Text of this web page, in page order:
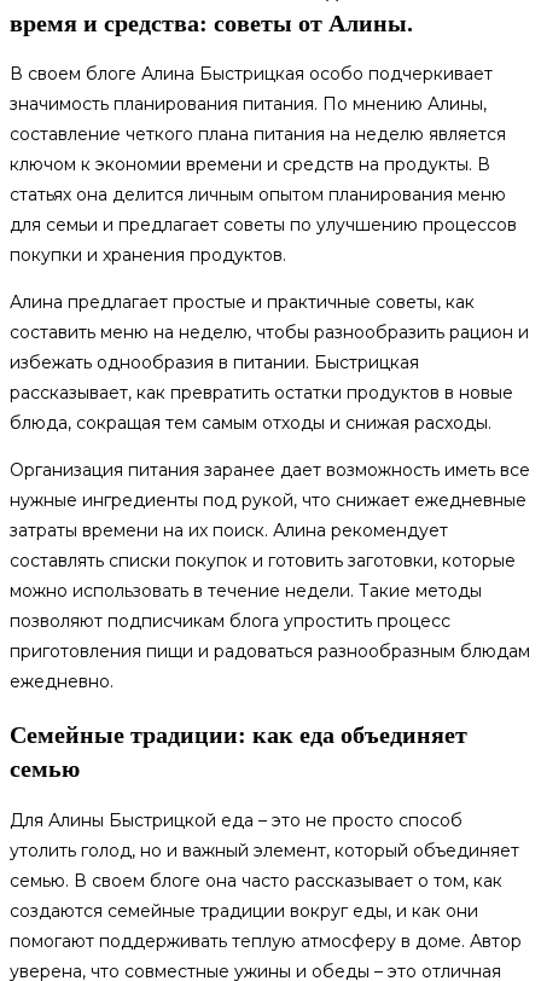
время и средства: советы от Алины.
В своем блоге Алина Быстрицкая особо подчеркивает
значимость планирования питания. По мнению Алины,
составление четкого плана питания на неделю является
ключом к экономии времени и средств на продукты. В
статьях она делится личным опытом планирования меню
для семьи и предлагает советы по улучшению процессов
покупки и хранения продуктов.
Алина предлагает простые и практичные советы, как
составить меню на неделю, чтобы разнообразить рацион и
избежать однообразия в питании. Быстрицкая
рассказывает, как превратить остатки продуктов в новые
блюда, сокращая тем самым отходы и снижая расходы.
Организация питания заранее дает возможность иметь все
нужные ингредиенты под рукой, что снижает ежедневные
затраты времени на их поиск. Алина рекомендует
составлять списки покупок и готовить заготовки, которые
можно использовать в течение недели. Такие методы
позволяют подписчикам блога упростить процесс
приготовления пищи и радоваться разнообразным блюдам
ежедневно.
Семейные традиции: как еда объединяет
семью
Для Алины Быстрицкой еда – это не просто способ
утолить голод, но и важный элемент, который объединяет
семью. В своем блоге она часто рассказывает о том, как
создаются семейные традиции вокруг еды, и как они
помогают поддерживать теплую атмосферу в доме. Автор
уверена, что совместные ужины и обеды – это отличная